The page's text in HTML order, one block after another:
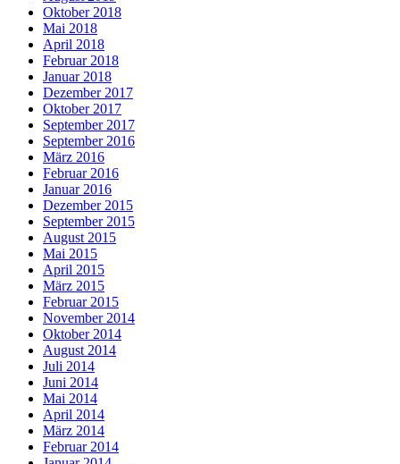
Oktober 2018
Mai 2018
April 2018
Februar 2018
Januar 2018
Dezember 2017
Oktober 2017
September 2017
September 2016
März 2016
Februar 2016
Januar 2016
Dezember 2015
September 2015
August 2015
Mai 2015
April 2015
März 2015
Februar 2015
November 2014
Oktober 2014
August 2014
Juli 2014
Juni 2014
Mai 2014
April 2014
März 2014
Februar 2014